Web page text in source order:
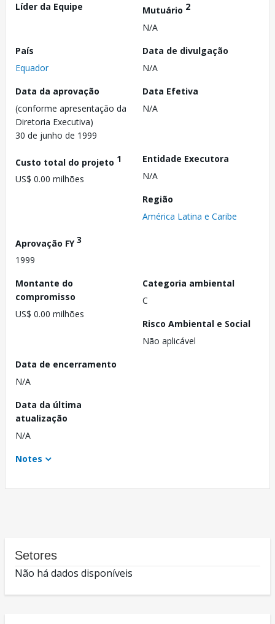
Líder da Equipe
Mutuário 2
N/A
País
Equador
Data de divulgação
N/A
Data da aprovação
(conforme apresentação da
Diretoria Executiva)
30 de junho de 1999
Data Efetiva
N/A
Custo total do projeto 1
US$ 0.00 milhões
Entidade Executora
N/A
Região
América Latina e Caribe
Aprovação FY3
1999
Montante do
compromisso
US$ 0.00 milhões
Categoria ambiental
C
Risco Ambiental e Social
Não aplicável
Data de encerramento
N/A
Data da última
atualização
N/A
Notes
Setores
Não há dados disponíveis